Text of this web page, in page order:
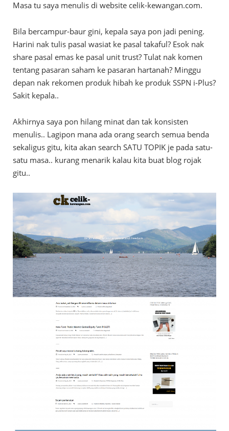
Masa tu saya menulis di website celik-kewangan.com.
Bila bercampur-baur gini, kepala saya pon jadi pening.
Harini nak tulis pasal wasiat ke pasal takaful? Esok nak
share pasal emas ke pasal unit trust? Tulat nak komen
tentang pasaran saham ke pasaran hartanah? Minggu
depan nak rekomen produk hibah ke produk SSPN i-Plus?
Sakit kepala..
Akhirnya saya pon hilang minat dan tak konsisten
menulis.. Lagipon mana ada orang search semua benda
sekaligus gitu, kita akan search SATU TOPIK je pada satu-
satu masa.. kurang menarik kalau kita buat blog rojak
gitu..